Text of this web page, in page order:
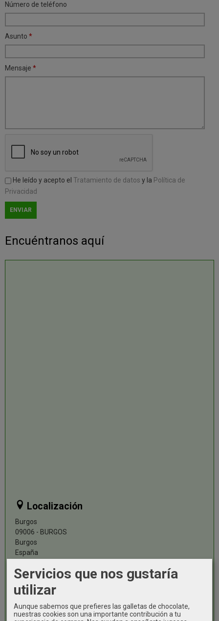
Número de teléfono
Asunto *
Mensaje *
He leído y acepto el Tratamiento de datos y la Política de
Privacidad
Encuéntranos aquí
Localización
Burgos
09006 - BURGOS
Burgos
España
Contacto
Email: info@audiocashonline.com
Móvil:+34605132903
Servicios que nos gustaría
utilizar
Aunque sabemos que prefieres las galletas de chocolate,
nuestras cookies son una importante contribución a tu